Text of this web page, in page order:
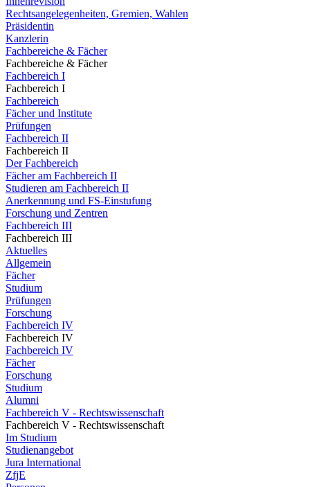
Rechtsangelegenheiten, Gremien, Wahlen
Präsidentin
Kanzlerin
Fachbereiche & Fächer
Fachbereiche & Fächer
Fachbereich I
Fachbereich I
Fachbereich
Fächer und Institute
Prüfungen
Fachbereich II
Fachbereich II
Der Fachbereich
Fächer am Fachbereich II
Studieren am Fachbereich II
Anerkennung und FS-Einstufung
Forschung und Zentren
Fachbereich III
Fachbereich III
Aktuelles
Allgemein
Fächer
Studium
Prüfungen
Forschung
Fachbereich IV
Fachbereich IV
Fachbereich IV
Fächer
Forschung
Studium
Alumni
Fachbereich V - Rechtswissenschaft
Fachbereich V - Rechtswissenschaft
Im Studium
Studienangebot
Jura International
ZfjE